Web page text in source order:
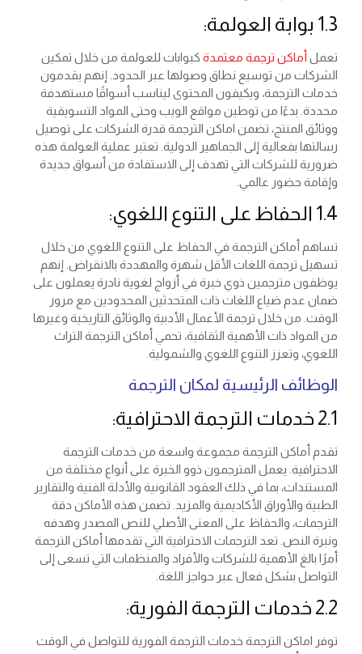
1.3 بوابة العولمة:
تعمل أماكن ترجمة معتمدة كبوابات للعولمة من خلال تمكين
الشركات من توسيع نطاق وصولها عبر الحدود. إنهم يقدمون
خدمات الترجمة، ويكيفون المحتوى ليناسب أسواقًا مستهدفة
محددة. بدءًا من توطين مواقع الويب وحتى المواد التسويقية
ووثائق المنتج، تضمن اماكن الترجمة قدرة الشركات على توصيل
رسالتها بفعالية إلى الجماهير الدولية. تعتبر عملية العولمة هذه
ضرورية للشركات التي تهدف إلى الاستفادة من أسواق جديدة
وإقامة حضور عالمي.
1.4 الحفاظ على التنوع اللغوي:
تساهم أماكن الترجمة في الحفاظ على التنوع اللغوي من خلال
تسهيل ترجمة اللغات الأقل شهرة والمهددة بالانقراض. إنهم
يوظفون مترجمين ذوي خبرة في أزواج لغوية نادرة يعملون على
ضمان عدم ضياع اللغات ذات المتحدثين المحدودين مع مرور
الوقت. من خلال ترجمة الأعمال الأدبية والوثائق التاريخية وغيرها
من المواد ذات الأهمية الثقافية، تحمي أماكن الترجمة التراث
اللغوي، وتعزز التنوع اللغوي والشمولية.
الوظائف الرئيسية لمكان الترجمة
2.1 خدمات الترجمة الاحترافية:
تقدم أماكن الترجمة مجموعة واسعة من خدمات الترجمة
الاحترافية. يعمل المترجمون ذوو الخبرة على أنواع مختلفة من
المستندات، بما في ذلك العقود القانونية والأدلة الفنية والتقارير
الطبية والأوراق الأكاديمية والمزيد. تضمن هذه الأماكن دقة
الترجمات، والحفاظ على المعنى الأصلي للنص المصدر وهدفه
ونبرة النص. تعد الترجمات الاحترافية التي تقدمها أماكن الترجمة
أمرًا بالغ الأهمية للشركات والأفراد والمنظمات التي تسعى إلى
التواصل بشكل فعال عبر حواجز اللغة.
2.2 خدمات الترجمة الفورية:
توفر اماكن الترجمة خدمات الترجمة الفورية للتواصل في الوقت